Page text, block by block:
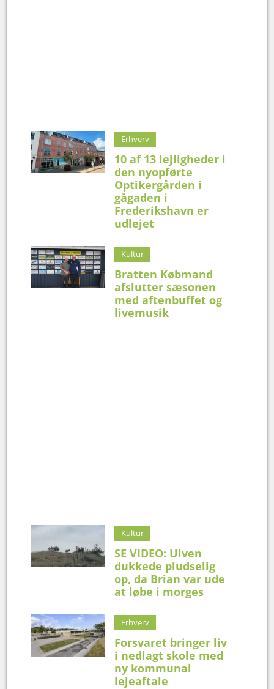
Erhverv
10 af 13 lejligheder i
den nyopførte
Optikergården i
gågaden i
Frederikshavn er
udlejet
Kultur
Bratten Købmand
afslutter sæsonen
med aftenbuffet og
livemusik
Kultur
SE VIDEO: Ulven
dukkede pludselig
op, da Brian var ude
at løbe i morges
Erhverv
Forsvaret bringer liv
i nedlagt skole med
ny kommunal
lejeaftale